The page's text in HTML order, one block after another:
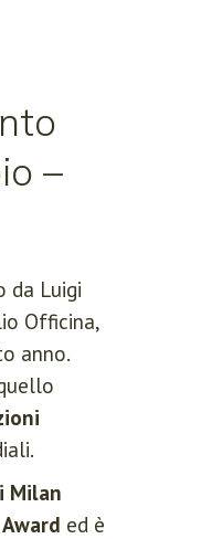
–
da Luigi
Officina,
anno.
Milan
ed è